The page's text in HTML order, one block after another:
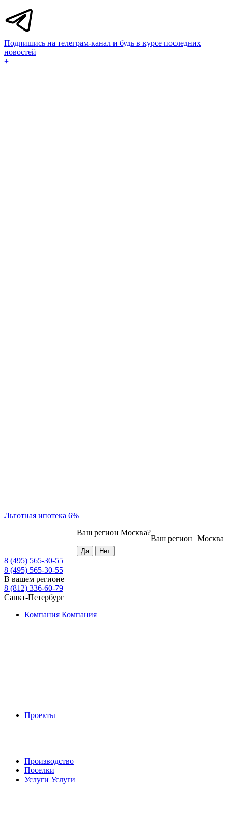
Подпишись на телеграм-канал и будь в курсе последних
новостей
+
Льготная ипотека 6%
Москва
Ваш регион
Ваш регион Москва?
8 (495) 565-30-55
8 (495) 565-30-55
В вашем регионе
8 (812) 336-60-79
Санкт-Петербург
Компания Компания
Проекты
Производство
Поселки
Услуги Услуги